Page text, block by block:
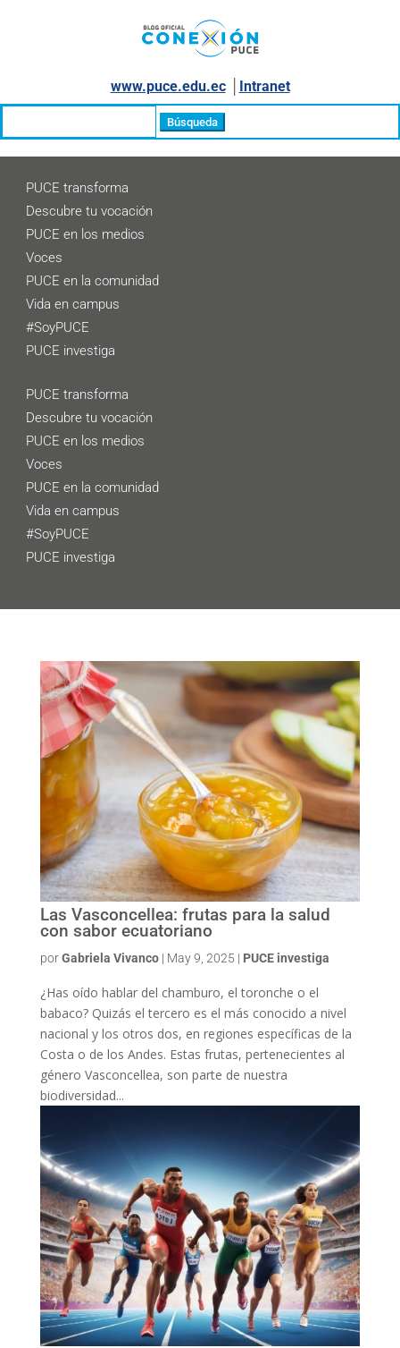
www.puce.edu.ec│ Intranet
PUCE transforma
Descubre tu vocación
PUCE en los medios
Voces
PUCE en la comunidad
Vida en campus
#SoyPUCE
PUCE investiga
PUCE transforma
Descubre tu vocación
PUCE en los medios
Voces
PUCE en la comunidad
Vida en campus
#SoyPUCE
PUCE investiga
Las Vasconcellea: frutas para la salud
con sabor ecuatoriano
porGabriela Vivanco| May 9, 2025 | PUCE investiga
¿Has oído hablar del chamburo, el toronche o el
babaco? Quizás el tercero es el más conocido a nivel
nacional y los otros dos, en regiones específicas de la
Costa o de los Andes. Estas frutas, pertenecientes al
género Vasconcellea, son parte de nuestra
biodiversidad...